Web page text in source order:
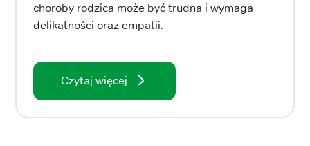
choroby rodzica może być trudna i wymaga
delikatności oraz empatii.
Czytaj więcej